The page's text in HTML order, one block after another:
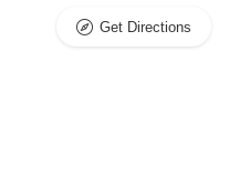
Get Directions